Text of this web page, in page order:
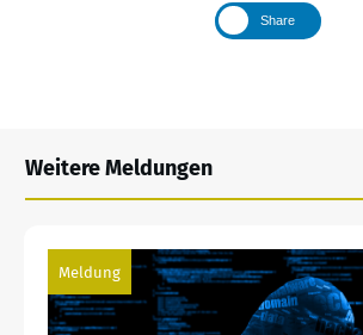
Share
Weitere Meldungen
Meldung